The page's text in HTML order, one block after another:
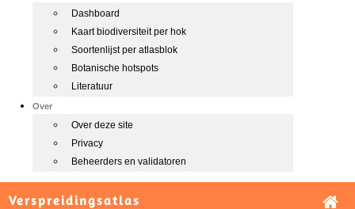
Dashboard
Kaart biodiversiteit per hok
Soortenlijst per atlasblok
Botanische hotspots
Literatuur
Over
Over deze site
Privacy
Beheerders en validatoren
Verspreidingsatlas